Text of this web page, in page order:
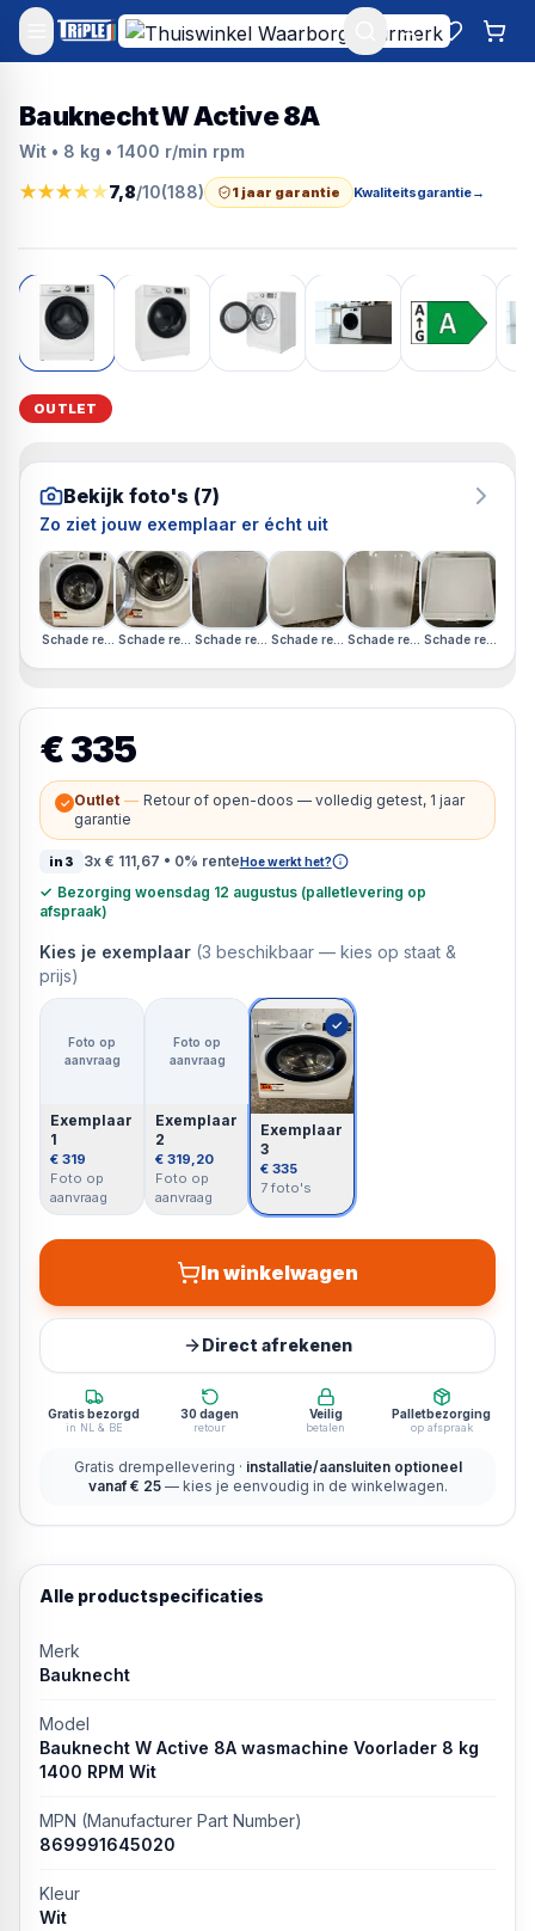
Mijn account
Bauknecht W Active 8A
Wit • 8 kg • 1400 r/min rpm
★★★★★7,8/10(188) 1 jaar garantie Kwaliteitsgarantie→
OUTLET
Bekijk foto's (7)
Zo ziet jouw exemplaar er écht uit
Schade rechterzijkant · Schade bovenkant · Duits Display
Schade rechterzijkant · Schade bovenkant · Duits Display
Schade rechterzijkant · Schade bovenkant · Duits
Schade rechterzijkant · Schade bovenkant
Schade rechterzijkant ·
Schade
€ 335
✓ Outlet — Retour of open-doos — volledig getest, 1 jaar
garantie
in3 3x € 111,67 • 0% renteHoe werkt het?
✓ Bezorging woensdag 12 augustus (palletlevering op
afspraak)
Kies je exemplaar (3 beschikbaar — kies op staat &
prijs)
Foto op
aanvraag
Exemplaar
1
€ 319
Foto op
aanvraag
Foto op
aanvraag
Exemplaar
2
€ 319,20
Foto op
aanvraag
✓
Exemplaar
3
€ 335
7 foto's
In winkelwagen
Direct afrekenen
Gratis bezorgd
in NL & BE
30 dagen
retour
Veilig
betalen
Palletbezorging
op afspraak
Gratis drempellevering · installatie/aansluiten optioneel
vanaf € 25 — kies je eenvoudig in de winkelwagen.
Alle productspecificaties
Merk
Bauknecht
Model
Bauknecht W Active 8A wasmachine Voorlader 8 kg
1400 RPM Wit
MPN (Manufacturer Part Number)
869991645020
Kleur
Wit